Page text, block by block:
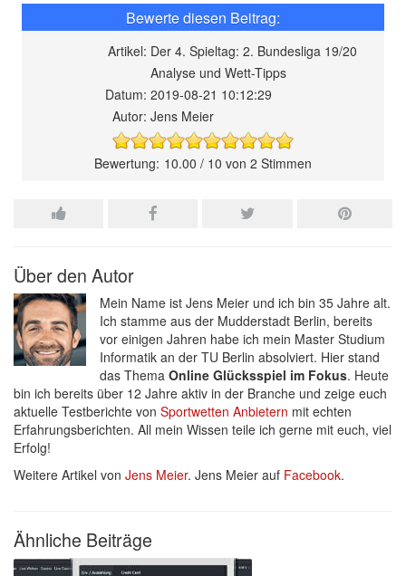
Artikel: Der 4. Spieltag: 2. Bundesliga 19/20
Analyse und Wett-Tipps
Datum: 2019-08-21 10:12:29
Autor: Jens Meier
10.00 / 10 von 2 Stimmen
Über den Autor
Mein Name ist Jens Meier und ich bin 35 Jahre alt.
Ich stamme aus der Mudderstadt Berlin, bereits
vor einigen Jahren habe ich mein Master Studium
Informatik an der TU Berlin absolviert. Hier stand
das Thema Online Glücksspiel im Fokus. Heute
bin ich bereits über 12 Jahre aktiv in der Branche und zeige euch
aktuelle Testberichte von Sportwetten Anbietern mit echten
Erfahrungsberichten. All mein Wissen teile ich gerne mit euch, viel
Erfolg!
Weitere Artikel von Jens Meier. Jens Meier auf Facebook.
Ähnliche Beiträge